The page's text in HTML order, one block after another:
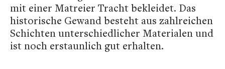
mit einer Matreier Tracht bekleidet. Das
historische Gewand besteht aus zahlreichen
Schichten unterschiedlicher Materialen und
ist noch erstaunlich gut erhalten.